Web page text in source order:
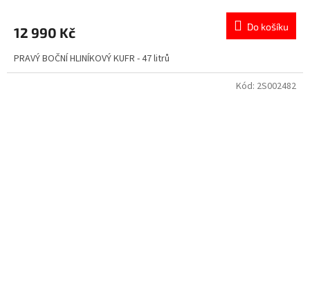
12 990 Kč Do košíku
PRAVÝ BOČNÍ HLINÍKOVÝ KUFR - 47 litrů
Kód: 2S002482